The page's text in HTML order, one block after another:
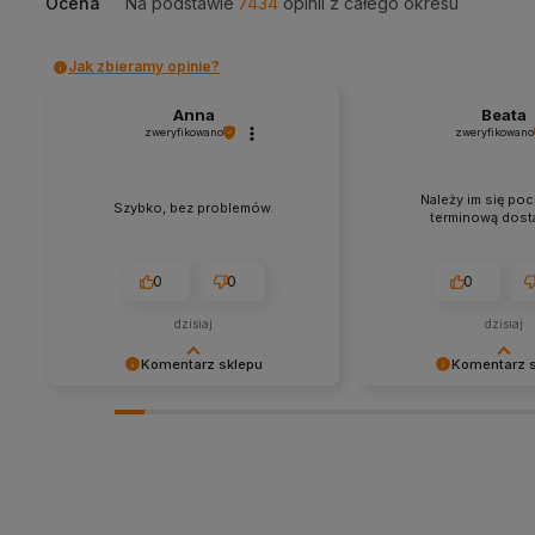
Jak zbieramy opinie?
Komentarz sklepu
Anna
zweryfikowano
Szybko, bez problemów.
0 0
dzisiaj
Komentarz
nami Twoimi
Beata
zweryfikowano
Należy im się
terminową
0
dzisiaj